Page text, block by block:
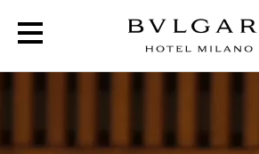
宝格丽酒店及度